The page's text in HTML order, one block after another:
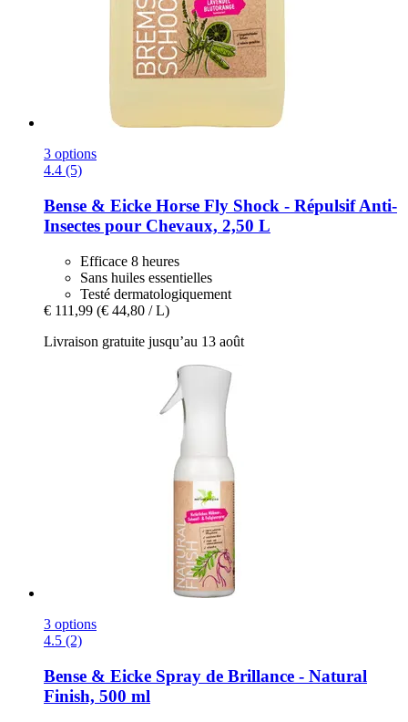
3 options
4.4 (5)
Bense & Eicke Horse Fly Shock -​ Répulsif Anti-​
Insectes pour Chevaux, 2,50 L
Efficace 8 heures
Sans huiles essentielles
Testé dermatologiquement
€ 111,99 (€ 44,80 / L)
Livraison gratuite jusqu’au 13 août
3 options
4.5 (2)
Bense & Eicke Spray de Brillance -​ Natural
Finish, 500 ml